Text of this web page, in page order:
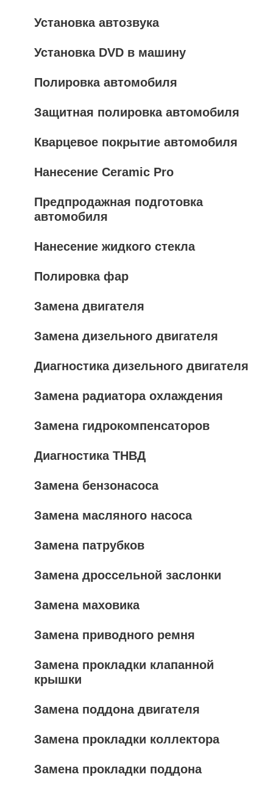
Установка автозвука
Установка DVD в машину
Полировка автомобиля
Защитная полировка автомобиля
Кварцевое покрытие автомобиля
Нанесение Ceramic Pro
Предпродажная подготовка
автомобиля
Нанесение жидкого стекла
Полировка фар
Замена двигателя
Замена дизельного двигателя
Диагностика дизельного двигателя
Замена радиатора охлаждения
Замена гидрокомпенсаторов
Диагностика ТНВД
Замена бензонасоса
Замена масляного насоса
Замена патрубков
Замена дроссельной заслонки
Замена маховика
Замена приводного ремня
Замена прокладки клапанной
крышки
Замена поддона двигателя
Замена прокладки коллектора
Замена прокладки поддона